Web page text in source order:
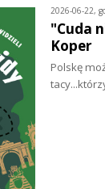
2026-06-22,
"Cuda
Koper
Polskę